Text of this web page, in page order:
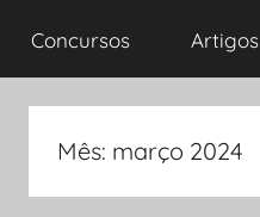
Concursos Artigos
Mês: março 2024